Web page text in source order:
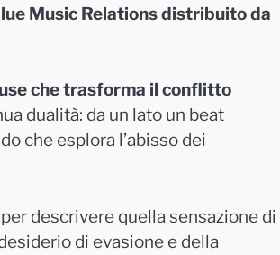
Music Relations distribuito da
che trasforma il conflitto
dualità: da un lato un beat
che esplora l’abisso dei
descrivere quella sensazione di
di evasione e della